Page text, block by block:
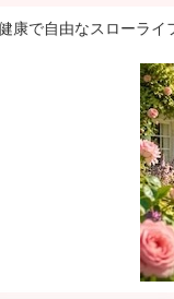
康で自由なスローライ